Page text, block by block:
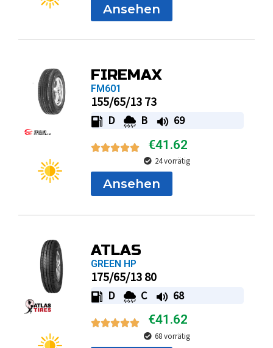
Ansehen
FIREMAX
FM601
155/65/13 73
D B 69
€41.62
24 vorrätig
Ansehen
ATLAS
GREEN HP
175/65/13 80
D C 68
€41.62
68 vorrätig